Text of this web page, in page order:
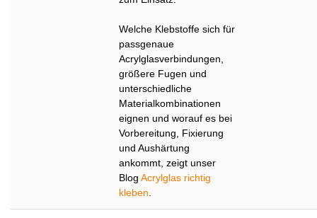
Welche Klebstoffe sich für
passgenaue
Acrylglasverbindungen,
größere Fugen und
unterschiedliche
Materialkombinationen
eignen und worauf es bei
Vorbereitung, Fixierung
und Aushärtung
ankommt, zeigt unser
Blog Acrylglas richtig
kleben